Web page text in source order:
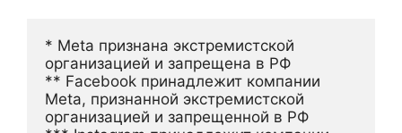
* Meta признана экстремистской
организацией и запрещена в РФ
** Facebook принадлежит компании
Meta, признанной экстремистской
организацией и запрещенной в РФ